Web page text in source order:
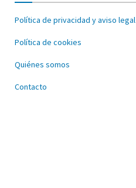
Política de privacidad y aviso legal
Política de cookies
Quiénes somos
Contacto